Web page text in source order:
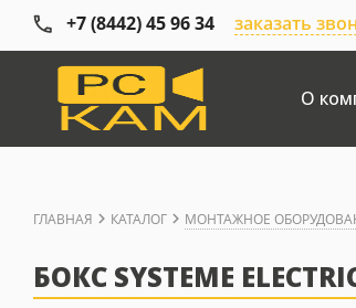
+7 (8442) 45 96 34 заказать
О
ГЛАВНАЯ КАТАЛОГ МОНТАЖНОЕ
БОКС SYSTEME